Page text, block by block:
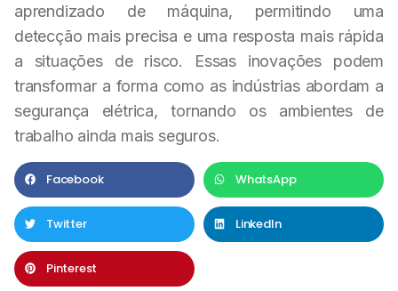
aprendizado de máquina, permitindo uma
detecção mais precisa e uma resposta mais rápida
a situações de risco. Essas inovações podem
transformar a forma como as indústrias abordam a
segurança elétrica, tornando os ambientes de
trabalho ainda mais seguros.
Facebook WhatsApp
Twitter LinkedIn
Pinterest